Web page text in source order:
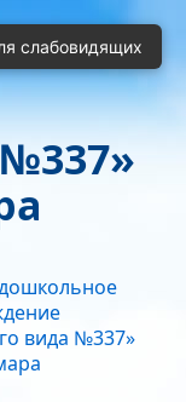
вида №337»
слабовидящих
Flash